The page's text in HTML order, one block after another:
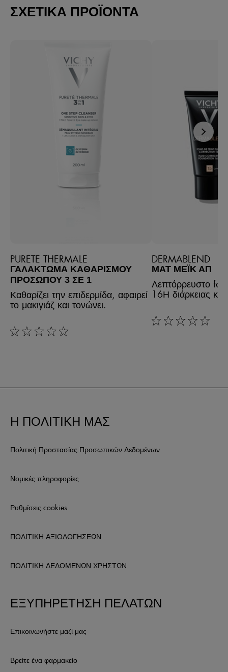
ΣΧΕΤΙΚΆ ΠΡΟΪΌΝΤΑ
PURETE THERMALE
ΓΑΛΆΚΤΩΜΑ ΚΑΘΑΡΙΣΜΟΎ
ΠΡΟΣΏΠΟΥ 3 ΣΕ 1
Καθαρίζει την επιδερμίδα, αφαιρεί
το μακιγιάζ και τονώνει.
rating: 0 out of 5
DERMABLEND
ΜΑΤ ΜΈΙΚ ΑΠ
Λεπτόρρευστο
16Η διάρκειας
rating: 0 out of 5
Η ΠΟΛΙΤΙΚΗ ΜΑΣ
Πολιτική Προστασίας Προσωπικών Δεδομένων
Νομικές πληροφορίες
Ρυθμίσεις cookies
ΠΟΛΙΤΙΚΗ ΑΞΙΟΛΟΓΗΣΕΩΝ
ΠΟΛΙΤΙΚΗ ΔΕΔΟΜΕΝΩΝ ΧΡΗΣΤΩΝ
ΕΞΥΠΗΡΕΤΗΣΗ ΠΕΛΑΤΩΝ
Επικοινωνήστε μαζί μας
Βρείτε ένα φαρμακείο